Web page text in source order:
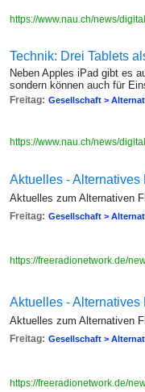
https://www.nau.ch/news/
Technik: Drei Tablets
Neben Apples iPad gibt es
sondern können auch für
Freitag: Gesellschaft >
https://www.nau.ch/news/
Aktuelles - Alternatives
Aktuelles zum Alternativen
Freitag: Gesellschaft >
https://freeradionetwork.de/
Aktuelles - Alternatives
Aktuelles zum Alternativen
Freitag: Gesellschaft >
https://freeradionetwork.de/